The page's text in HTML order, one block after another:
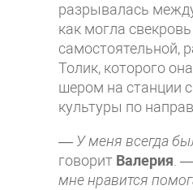
разрывалась
как могла
самостоятельной,
Толик, которого
шером на станции
культуры по
— У меня всегда
говорит Валерия.
мне нравится